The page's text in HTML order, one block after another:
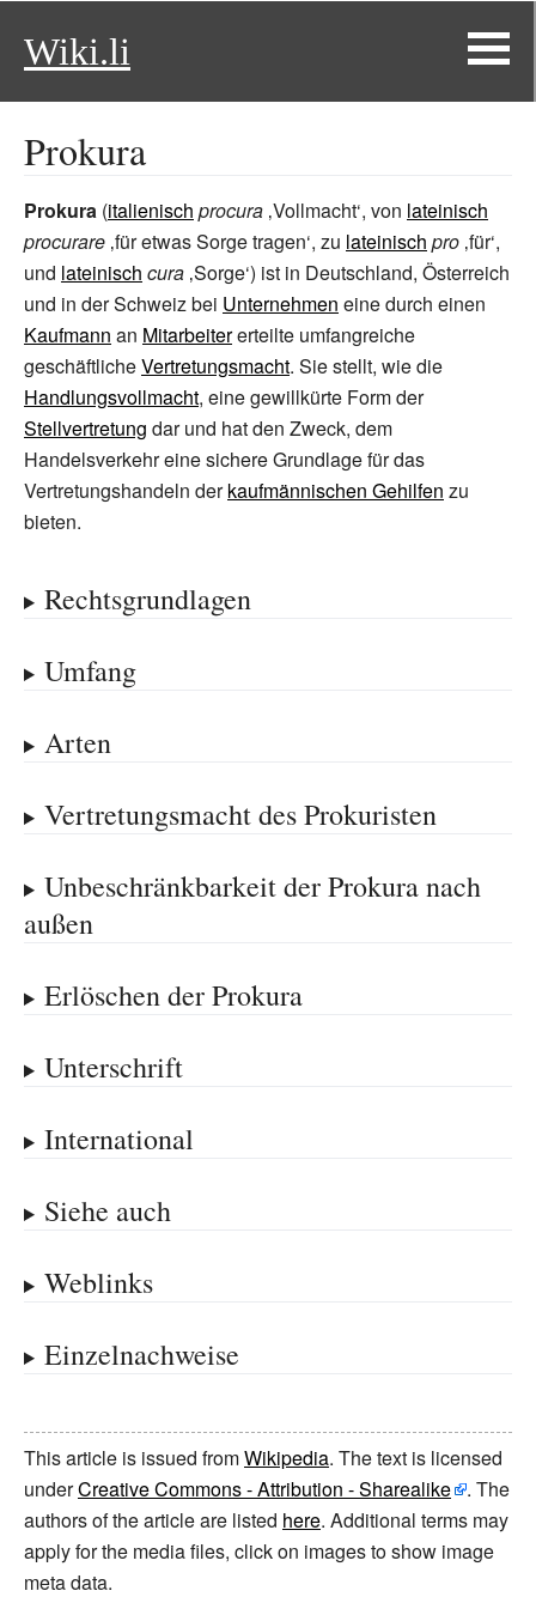
Wiki.li
Prokura
Prokura (italienisch procura ‚Vollmacht‘, von lateinisch
procurare ‚für etwas Sorge tragen‘, zu lateinisch pro ‚für‘,
und lateinisch cura ‚Sorge‘) ist in Deutschland, Österreich
und in der Schweiz bei Unternehmen eine durch einen
Kaufmann an Mitarbeitererteilte umfangreiche
geschäftlicheVertretungsmacht. Sie stellt, wie die
Handlungsvollmacht, eine gewillkürte Form der
Stellvertretung dar und hat den Zweck, dem
Handelsverkehr eine sichere Grundlage für das
Vertretungshandeln derkaufmännischen Gehilfen zu
bieten.
Rechtsgrundlagen
Umfang
Arten
Vertretungsmacht des Prokuristen
Unbeschränkbarkeit der Prokura nach
außen
Erlöschen der Prokura
Unterschrift
International
Siehe auch
Weblinks
Einzelnachweise
This article is issued fromWikipedia. The text is licensed
underCreative Commons - Attribution - Sharealike
. The
authors of the article are listed here. Additional terms may
apply for the media files, click on images to show image
meta data.